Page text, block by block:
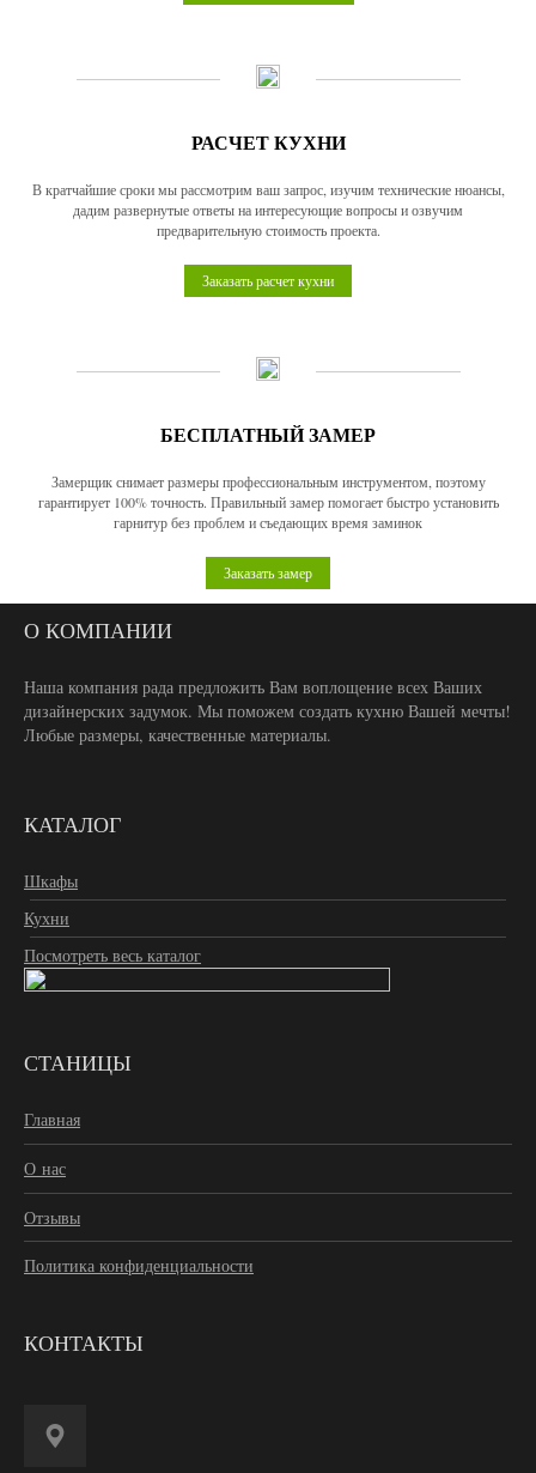
РАСЧЕТ КУХНИ
В кратчайшие сроки мы рассмотрим ваш запрос, изучим технические нюансы,
дадим развернутые ответы на интересующие вопросы и озвучим
предварительную стоимость проекта.
Заказать расчет кухни
БЕСПЛАТНЫЙ ЗАМЕР
Замерщик снимает размеры профессиональным инструментом, поэтому
гарантирует 100% точность. Правильный замер помогает быстро установить
гарнитур без проблем и съедающих время заминок
Заказать замер
О КОМПАНИИ
Наша компания рада предложить Вам воплощение всех Ваших
дизайнерских задумок. Мы поможем создать кухню Вашей мечты!
Любые размеры, качественные материалы.
КАТАЛОГ
Шкафы
Кухни
Посмотреть весь каталог
СТАНИЦЫ
Главная
О нас
Отзывы
Политика конфиденциальности
КОНТАКТЫ